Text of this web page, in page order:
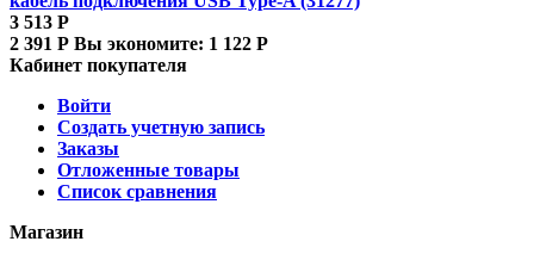
3 513 Р
2 391 Р Вы экономите: 1 122 Р
Кабинет покупателя
Войти
Создать учетную запись
Заказы
Отложенные товары
Список сравнения
Магазин